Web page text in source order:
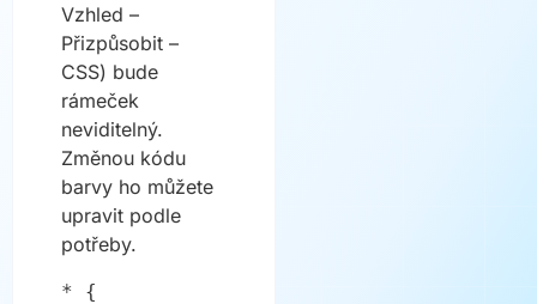
Vzhled –
Přizpůsobit –
CSS) bude
rámeček
neviditelný.
Změnou kódu
barvy ho můžete
upravit podle
potřeby.
* {